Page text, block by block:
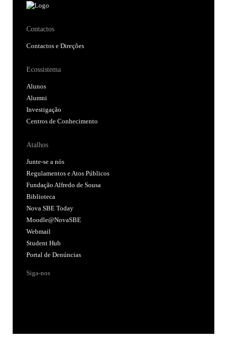
Contactos
Contactos e Direções
Ecossistema
Alunos
Alumni
Investigação
Centros de Conhecimento
Atalhos
Junte-se a nós
Regulamentos e Atos Públicos
Fundação Alfredo de Sousa
Biblioteca
Nova SBE Today
Moodle@NovaSBE
Webmail
Student Hub
Portal de Denúncias
Siga-nos